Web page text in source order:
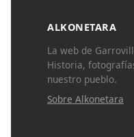
ALKONETARA
La web de
Historia,
nuestro pueblo.
Sobre Alkonetara